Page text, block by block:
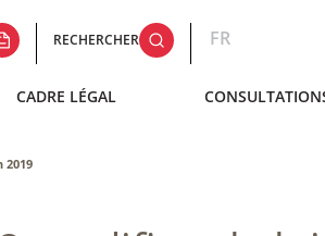
RECHERCHER FR
CADRE LÉGAL
2019